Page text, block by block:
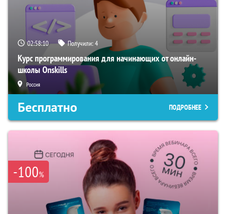
02:58:09 Получили:4
Курс программирования для начинающих от онлайн-
школы Onskills
Россия
Бесплатно ПОДРОБНЕЕ
-100%